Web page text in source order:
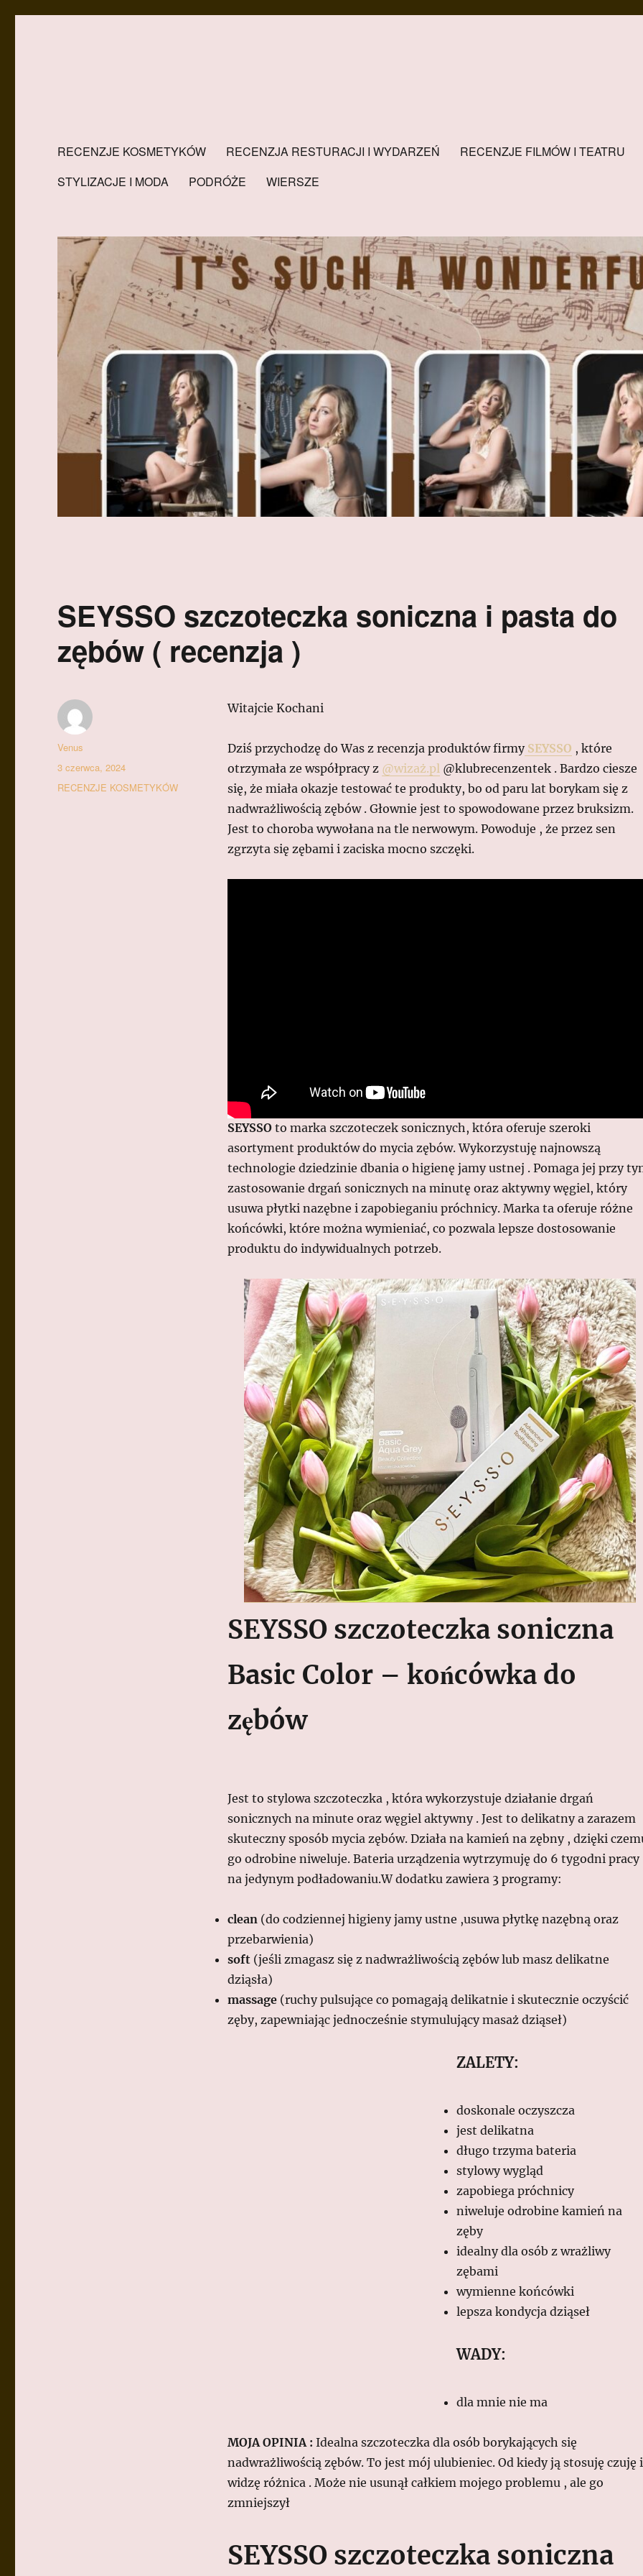
RECENZJE KOSMETYKÓW RECENZJA RESTURACJI I WYDARZEŃ
RECENZJE FILMÓW I TEATRU
STYLIZACJE I MODA
PODRÓŻE WIERSZE
SEYSSO szczoteczka soniczna i pasta do
zębów ( recenzja )
Witajcie Kochani
Dziś przychodzę do Was z recenzja produktów firmySEYSSO , które
otrzymała ze współpracy z @wizaż.pl @klubrecenzentek . Bardzo ciesze
się, że miała okazje testować te produkty, bo od paru lat borykam się z
nadwrażliwością zębów . Głownie jest to spowodowane przez bruksizm.
Jest to choroba wywołana na tle nerwowym. Powoduje , że przez sen
zgrzyta się zębami i zaciska mocno szczęki.
SEYSSOto marka szczoteczek sonicznych, która oferuje szeroki
asortyment produktów do mycia zębów. Wykorzystuję najnowszą
technologie dziedzinie dbania o higienę jamy ustnej . Pomaga jej przy
zastosowanie drgań sonicznych na minutę oraz aktywny węgiel, który
usuwa płytki nazębne i zapobieganiu próchnicy. Marka ta oferuje różne
końcówki, które można wymieniać, co pozwala lepsze dostosowanie
produktu do indywidualnych potrzeb.
SEYSSO szczoteczka soniczna
Basic Color – końcówka do
zębów
Jest to stylowa szczoteczka , która wykorzystuje działanie drgań
sonicznych na minute oraz węgiel aktywny . Jest to delikatny a zarazem
skuteczny sposób mycia zębów. Działa na kamień na zębny , dzięki
go odrobine niweluje. Bateria urządzenia wytrzymuję do 6 tygodni pracy
na jedynym podładowaniu.W dodatku zawiera 3 programy:
clean(do codziennej higieny jamy ustne ,usuwa płytkę nazębną oraz
przebarwienia)
soft(jeśli zmagasz się z nadwrażliwością zębów lub masz delikatne
dziąsła)
massage(ruchy pulsujące co pomagają delikatnie i skutecznie oczyścić
zęby, zapewniając jednocześnie stymulujący masaż dziąseł)
ZALETY:
doskonale oczyszcza
jest delikatna
długo trzyma bateria
stylowy wygląd
zapobiega próchnicy
niweluje odrobine kamień na
zęby
idealny dla osób z wrażliwy
zębami
wymienne końcówki
lepsza kondycja dziąseł
WADY:
dla mnie nie ma
MOJA OPINIA : Idealna szczoteczka dla osób borykających się
nadwrażliwością zębów. To jest mój ulubieniec. Od kiedy ją stosuję czuję i
widzę różnica . Może nie usunął całkiem mojego problemu , ale go
zmniejszył
SEYSSO szczoteczka soniczna
Autor
Venus
Data
publikacji
3 czerwca, 2024
Kategorie
RECENZJE KOSMETYKÓW